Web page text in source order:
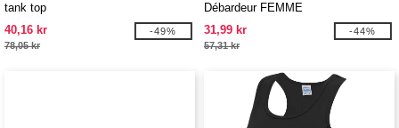
tank top
40,16 kr
78,05 kr
-49%
Débardeur FEMME
31,99 kr
57,31 kr
-44%